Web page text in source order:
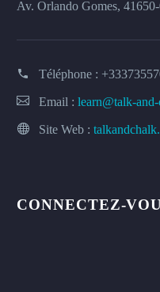
Av. Orlando Gomes,
Téléphone :
Email : learn@talk-
Site Web :
CONNECTEZ-